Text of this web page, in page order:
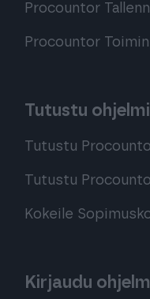
Procountor
Procountor
Tutustu
Tutustu
Tutustu
Kokeile
Kirjaudu